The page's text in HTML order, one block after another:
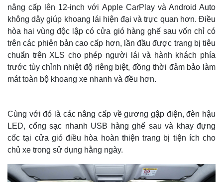
nâng cấp lên 12-inch với Apple CarPlay và Android Auto
không dây giúp khoang lái hiện đại và trực quan hơn. Điều
hòa hai vùng độc lập có cửa gió hàng ghế sau vốn chỉ có
trên các phiên bản cao cấp hơn, lần đầu được trang bị tiêu
chuẩn trên XLS cho phép người lái và hành khách phía
trước tùy chỉnh nhiệt độ riêng biệt, đồng thời đảm bảo làm
mát toàn bộ khoang xe nhanh và đều hơn.
Cùng với đó là các nâng cấp về gương gập điện, đèn hậu
LED, cổng sạc nhanh USB hàng ghế sau và khay đựng
cốc tại cửa gió điều hòa hoàn thiện trang bị tiện ích cho
chủ xe trong sử dụng hằng ngày.